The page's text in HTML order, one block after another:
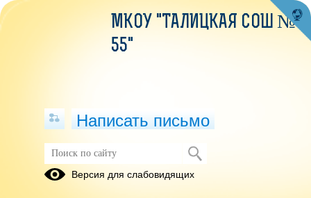
МКОУ "ТАЛИЦКАЯ СОШ №
55"
Написать письмо
Версия для слабовидящих